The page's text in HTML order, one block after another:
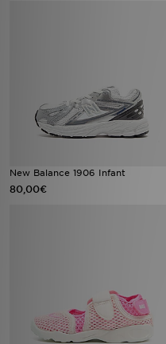
New Balance 1906 Infant
80,00€